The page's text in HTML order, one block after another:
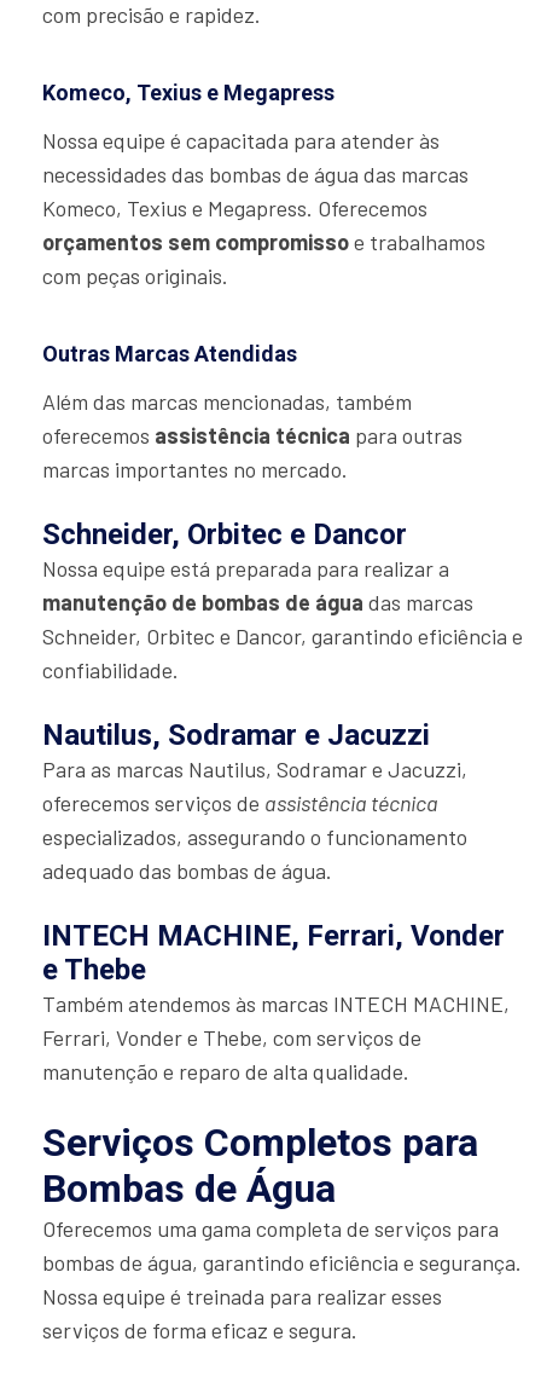
com precisão e rapidez.
Komeco, Texius e Megapress
Nossa equipe é capacitada para atender às
necessidades das bombas de água das marcas
Komeco, Texius e Megapress. Oferecemos
orçamentos sem compromissoe trabalhamos
com peças originais.
Outras Marcas Atendidas
Além das marcas mencionadas, também
oferecemos assistência técnica para outras
marcas importantes no mercado.
Schneider, Orbitec e Dancor
Nossa equipe está preparada para realizar a
manutenção de bombas de água das marcas
Schneider, Orbitec e Dancor, garantindo eficiência e
confiabilidade.
Nautilus, Sodramar e Jacuzzi
Para as marcas Nautilus, Sodramar e Jacuzzi,
oferecemos serviços de assistência técnica
especializados, assegurando o funcionamento
adequado das bombas de água.
INTECH MACHINE, Ferrari, Vonder
e Thebe
Também atendemos às marcas INTECH MACHINE,
Ferrari, Vonder e Thebe, com serviços de
manutenção e reparo de alta qualidade.
Serviços Completos para
Bombas de Água
Oferecemos uma gama completa de serviços para
bombas de água, garantindo eficiência e segurança.
Nossa equipe é treinada para realizar esses
serviços de forma eficaz e segura.